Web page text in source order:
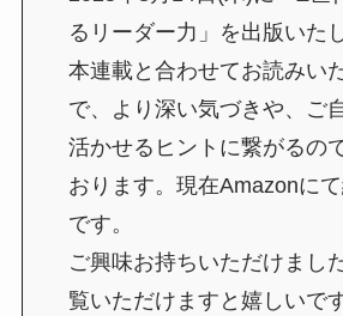
るリーダー力」を出版いた
本連載と合わせてお読みい
で、より深い気づきや、ご
活かせるヒントに繋がるの
おります。現在Amazonに
です。
ご興味お持ちいただけまし
覧いただけますと嬉しいです